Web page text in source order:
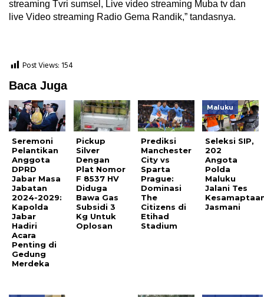
streaming Tvri sumsel, Live video streaming Muba tv dan
live Video streaming Radio Gema Randik,” tandasnya.
Post Views: 154
Baca Juga
Seremoni
Pelantikan
Anggota
DPRD
Jabar Masa
Jabatan
2024-2029:
Kapolda
Jabar
Hadiri
Acara
Penting di
Gedung
Merdeka
Pickup
Silver
Dengan
Plat Nomor
F 8537 HV
Diduga
Bawa Gas
Subsidi 3
Kg Untuk
Oplosan
Prediksi
Manchester
City vs
Sparta
Prague:
Dominasi
The
Citizens di
Etihad
Stadium
Maluku
Seleksi SIP,
202
Angota
Polda
Maluku
Jalani Tes
Jasmani